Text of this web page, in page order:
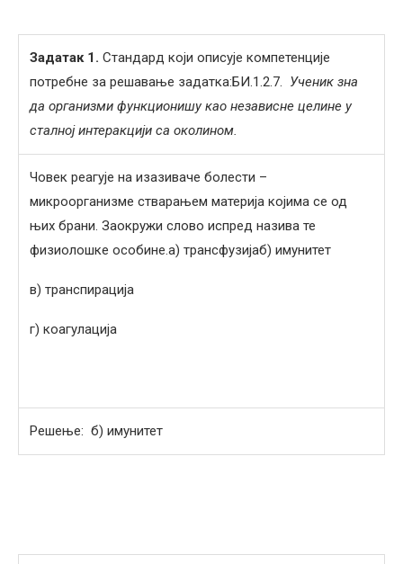
Задатак 1. Стандард који описује компетенције
потребне за решавање задатка:БИ.1.2.7. Ученик зна
да организми функционишу као независне целине у
сталној интеракцији са околином.
Човек реагује на изазиваче болести –
микроорганизме стварањем материја којима се од
њих брани. Заокружи слово испред назива те
физиолошке особине.а) трансфузијаб) имунитет
в) транспирација
г) коагулација
Решење: б) имунитет